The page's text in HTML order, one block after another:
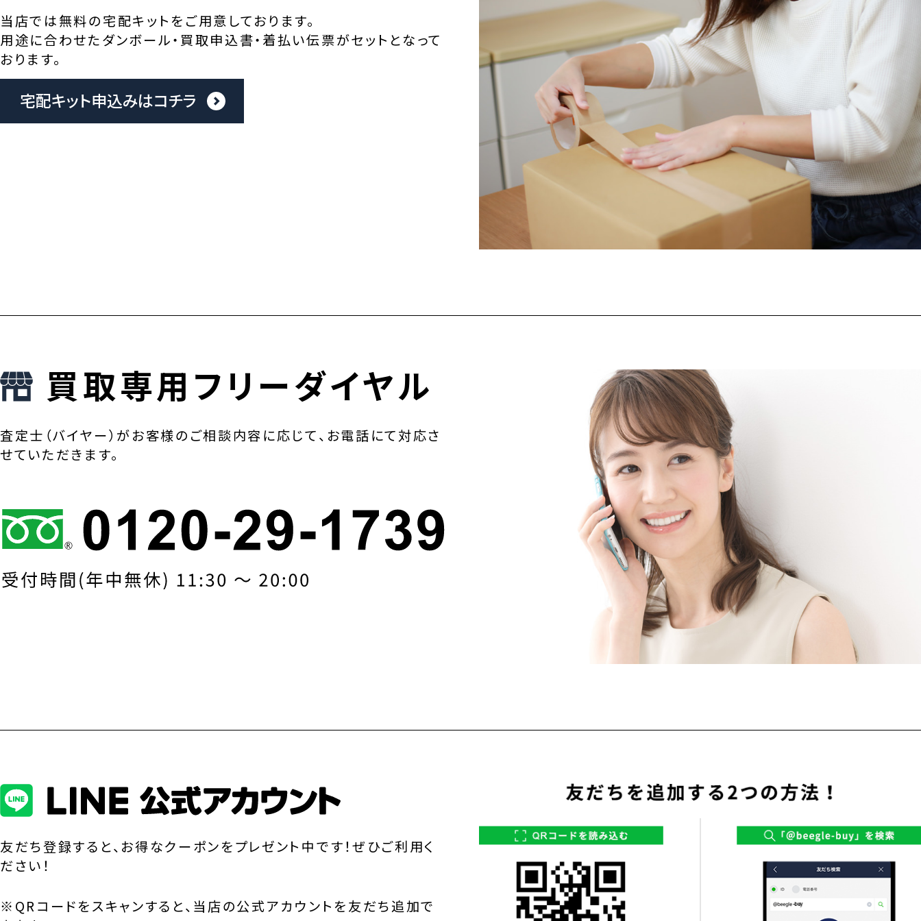
当店では無料の宅配キットをご用意しております。
用途に合わせたダンボール・買取申込書・着払い伝票がセットとなって
おります。
宅配キット申込みはコチラ
買取専用フリーダイヤル
査定士（バイヤー）がお客様のご相談内容に応じて、お電話にて対応さ
せていただきます。
友だち登録すると、お得なクーポンをプレゼント中です！ぜひご利用く
ださい！
※QRコードをスキャンすると、当店の公式アカウントを友だち追加で